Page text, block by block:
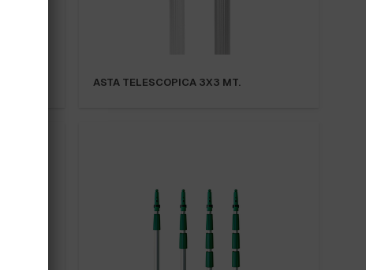
ASTA TELESCOPICA 3X3 MT.